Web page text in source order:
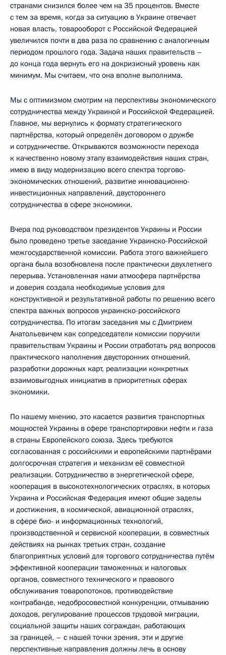
странами снизился более чем на 35 процентов. Вместе
с тем за время, когда за ситуацию в Украине отвечает
новая власть, товарооборот с Российской Федерацией
увеличился почти в два раза по сравнению с аналогичным
периодом прошлого года. Задача наших правительств –
до конца года вернуть его на докризисный уровень как
минимум. Мы считаем, что она вполне выполнима.
Мы с оптимизмом смотрим на перспективы экономического
сотрудничества между Украиной и Российской Федерацией.
Главное, мы вернулись к формату стратегического
партнёрства, который определён договором о дружбе
и сотрудничестве. Открываются возможности перехода
к качественно новому этапу взаимодействия наших стран,
имею в виду модернизацию всего спектра торгово-
экономических отношений, развитие инновационно-
инвестиционных направлений, двустороннего
сотрудничества в сфере экономики.
Вчера под руководством президентов Украины и России
было проведено третье заседание Украинско-Российской
межгосударственной комиссии. Работа этого важнейшего
органа была возобновлена после практически двухлетнего
перерыва. Установленная нами атмосфера партнёрства
и доверия создала необходимые условия для
конструктивной и результативной работы по решению всего
спектра важных вопросов украинско-российского
сотрудничества. По итогам заседания мы с Дмитрием
Анатольевичем как сопредседатели комиссии поручили
правительствам Украины и России отработать ряд вопросов
практического наполнения двусторонних отношений,
разработки дорожных карт, реализации конкретных
взаимовыгодных инициатив в приоритетных сферах
экономики.
По нашему мнению, это касается развития транспортных
мощностей Украины в сфере транспортировки нефти и газа
в страны Европейского союза. Здесь требуются
согласованная с российскими и европейскими партнёрами
долгосрочная стратегия и механизм её совместной
реализации. Сотрудничество в энергетической сфере,
кооперация в высокотехнологических отраслях, в которых
Украина и Российская Федерация имеют общие заделы
и достижения, в космической, авиационной отраслях,
в сфере био- и информационных технологий,
производственной и сервисной кооперации, в совместных
действиях на рынках третьих стран, создание
благоприятных условий для торгового сотрудничества путём
эффективной кооперации таможенных и налоговых
органов, совместного технического и правового
обслуживания товаропотоков, противодействие
контрабанде, недобросовестной конкуренции, отмыванию
доходов, регулирование процессов трудовой миграции,
социальной защиты наших сограждан, работающих
за границей, – с нашей точки зрения, эти и другие
перспективные направления должны лечь в основу